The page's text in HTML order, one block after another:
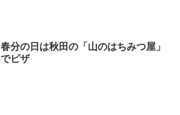
春分の日は秋田の「山のはちみつ屋」
でピザ